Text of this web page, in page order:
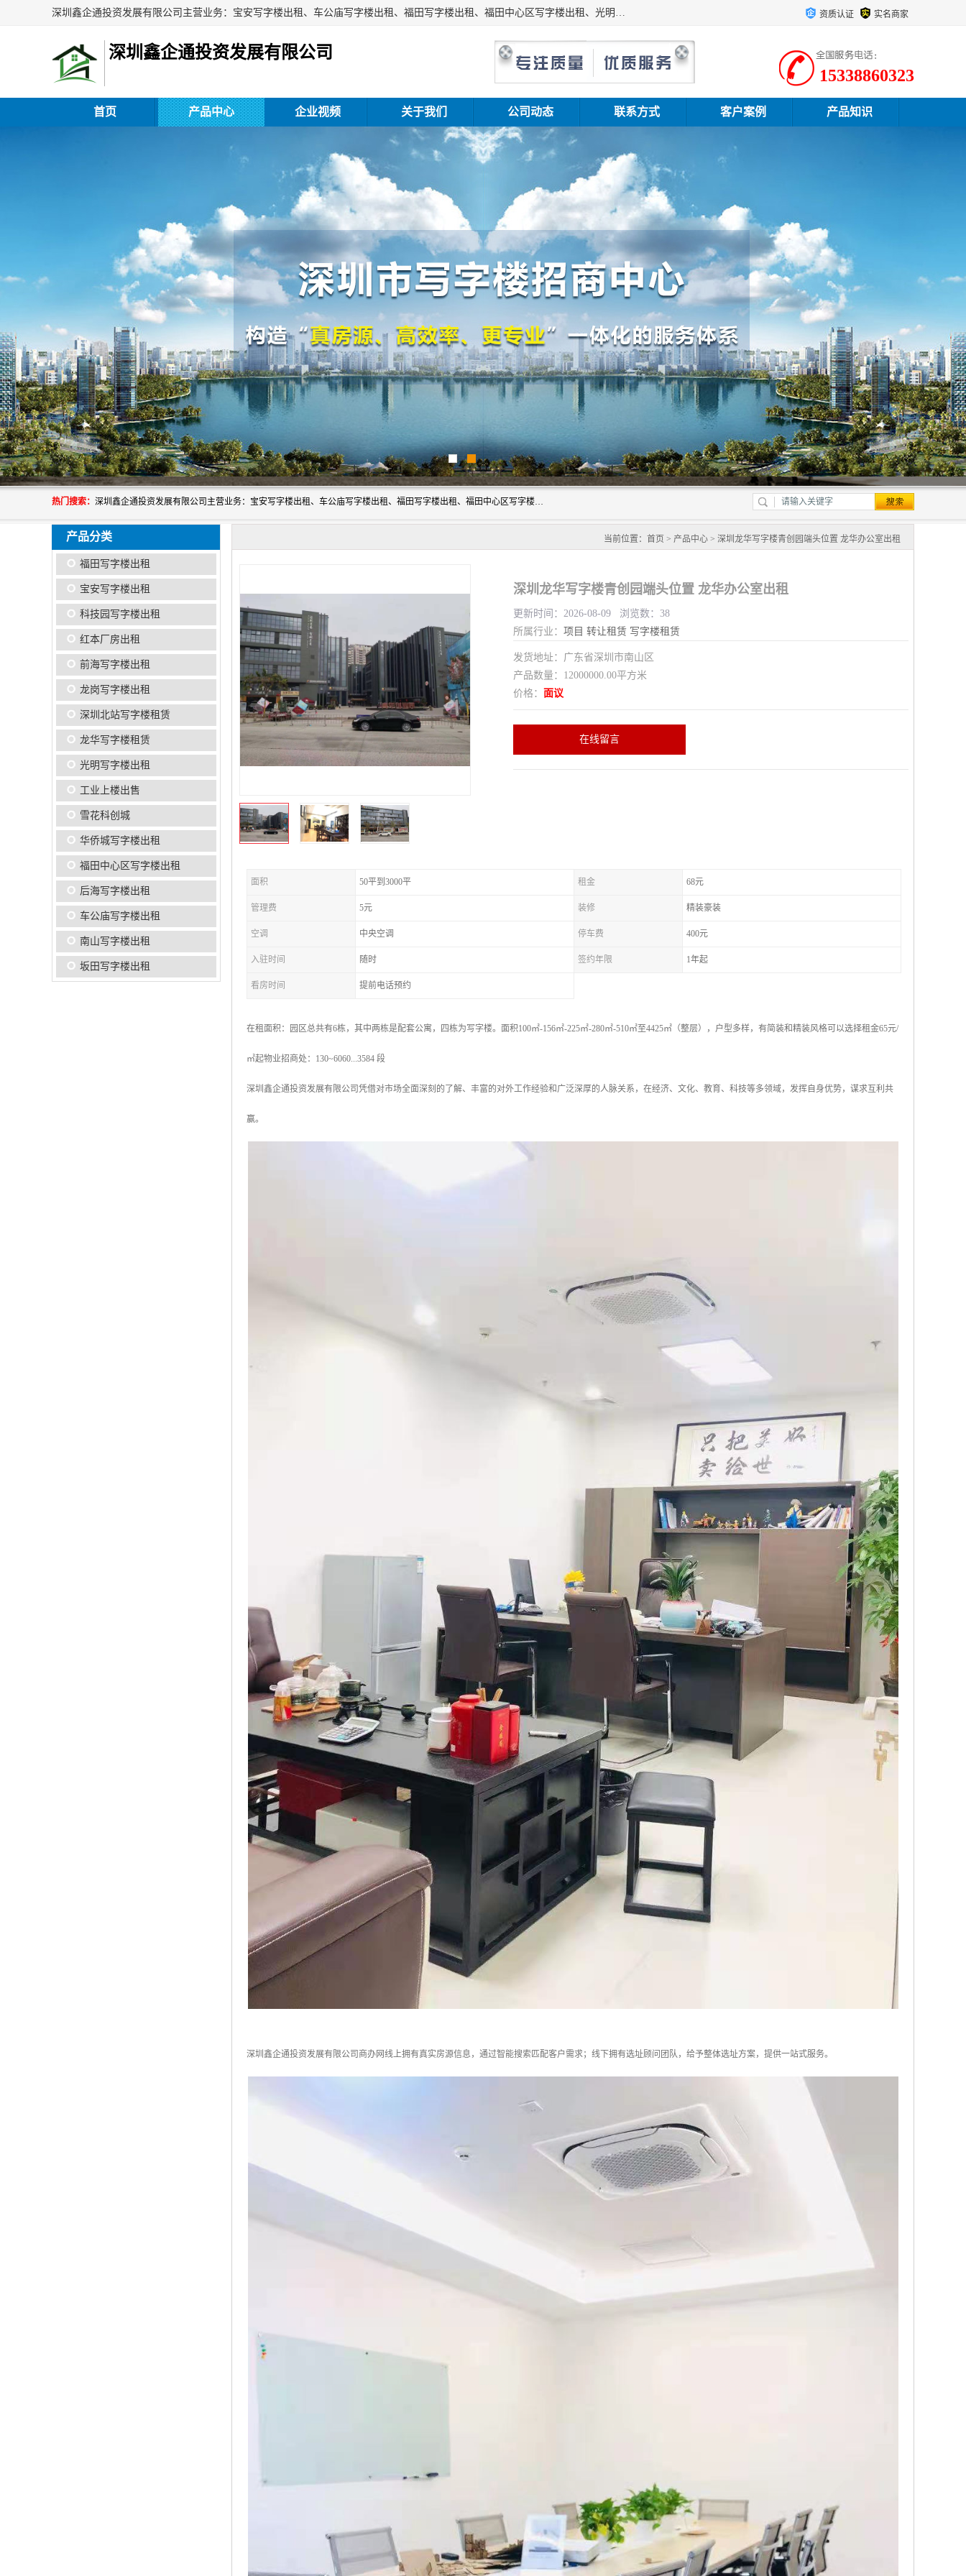
深圳鑫企通投资发展有限公司主营业务：宝安写字楼出租、车公庙写字楼出租、福田写字楼出租、福田中心区写字楼出租、光明写字楼出租、后海写字楼出租、科技园写字楼出租、南山写字楼出租等。公司专注为写字楼提供整体解决方案的化服务，依托于长期的写字楼线下运营经验和积累，以及丰富的互联网从业经验，拥有完善的服务架构体系、丰富的行业经验、与充分的销售资源。 资质认证 实名商家
深圳鑫企通投资发展有限公司
15338860323
首页 产品中心 企业视频 关于我们 公司动态 联系方式 客户案例 产品知识
热门搜索： 深圳鑫企通投资发展有限公司主营业务：宝安写字楼出租、车公庙写字楼出租、福田写字楼出租、福田中心区写字楼出租、光明写字楼出租、后海写字楼出租、科技园写字楼出租、南山写字楼出租等。公司专注为写字楼提供整体解决方案的化服务，依托于长期的写字楼线下运营经验和积累，以及丰富的互联网从业经验，拥有完善的服务架构体系、丰富的行业经验、与充分的销售资源。
产品分类
福田写字楼出租
宝安写字楼出租
科技园写字楼出租
红本厂房出租
前海写字楼出租
龙岗写字楼出租
深圳北站写字楼租赁
龙华写字楼租赁
光明写字楼出租
工业上楼出售
雪花科创城
华侨城写字楼出租
福田中心区写字楼出租
后海写字楼出租
车公庙写字楼出租
南山写字楼出租
坂田写字楼出租
当前位置： 首页 > 产品中心 > 深圳龙华写字楼青创园端头位置 龙华办公室出租
深圳龙华写字楼青创园端头位置 龙华办公室出租
更新时间：2026-08-09 浏览数：38
所属行业： 项目 转让租赁 写字楼租赁
发货地址：广东省深圳市南山区
产品数量：12000000.00平方米
价格： 面议
在线留言
面积 50平到3000平 租金 68元
管理费 5元 装修 精装豪装
空调 中央空调 停车费 400元
入驻时间 随时 签约年限 1年起
看房时间 提前电话预约
在租面积：园区总共有6栋，其中两栋是配套公寓，四栋为写字楼。面积100㎡-156㎡-225㎡-280㎡-510㎡至4425㎡（整层），户型多样，有简装和精装风格可以选择租金65元/
㎡起物业招商处：130~6060...3584 段
深圳鑫企通投资发展有限公司凭借对市场全面深刻的了解、丰富的对外工作经验和广泛深厚的人脉关系，在经济、文化、教育、科技等多领域，发挥自身优势，谋求互利共
赢。
深圳鑫企通投资发展有限公司商办网线上拥有真实房源信息，通过智能搜索匹配客户需求；线下拥有选址顾问团队，给予整体选址方案，提供一站式服务。